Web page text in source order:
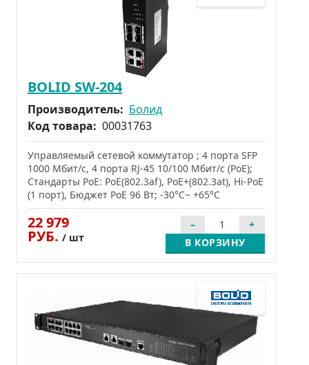
BOLID SW-204
Производитель: Болид
Код товара: 00031763
Управляемый сетевой коммутатор ; 4 порта SFP
1000 Мбит/с, 4 порта RJ-45 10/100 Мбит/с (PoE);
Стандарты PoE: PoE(802.3af), PoE+(802.3at), Hi-PoE
(1 порт), Бюджет PoE 96 Вт; -30°C~ +65°C
22 979
РУБ. / шт В КОРЗИНУ